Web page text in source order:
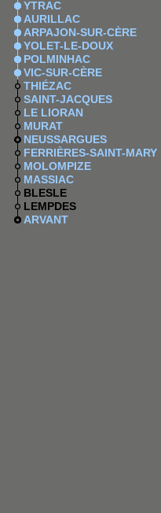
YTRAC
AURILLAC
ARPAJON-SUR-CÈRE
YOLET-LE-DOUX
POLMINHAC
VIC-SUR-CÈRE
THIÉZAC
SAINT-JACQUES
LE LIORAN
MURAT
NEUSSARGUES
FERRIÈRES-SAINT-MARY
MOLOMPIZE
MASSIAC
BLESLE
LEMPDES
ARVANT